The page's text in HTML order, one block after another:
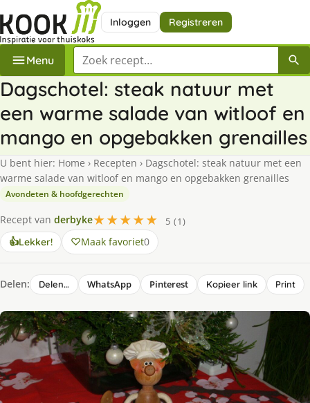
Inloggen Registreren
Menu Zoek een recept
Dagschotel: steak natuur met
een warme salade van witloof en
mango en opgebakken grenailles
U bent hier: Home › Recepten › Dagschotel: steak natuur met een
warme salade van witloof en mango en opgebakken grenailles
Avondeten & hoofdgerechten
Recept van derbyke★★★★★
5 (1)
👍Lekker! Maak favoriet0
Delen: Delen… WhatsApp Pinterest Kopieer link Print